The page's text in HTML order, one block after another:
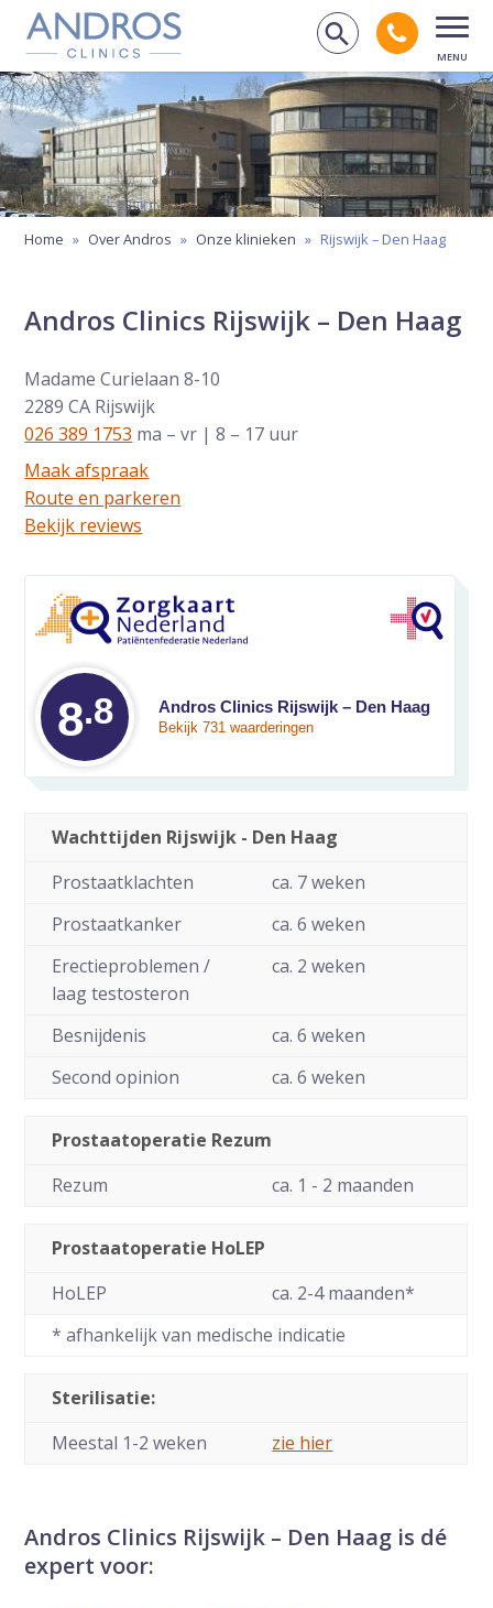
Navigatie overslaan
Zoek op
Bel
Home » Over Andros » Onze klinieken » Rijswijk – Den Haag
Andros Clinics Rijswijk – Den Haag
Madame Curielaan 8-10
2289 CA Rijswijk
026 389 1753 ma – vr | 8 – 17 uur
Maak afspraak
Route en parkeren
Bekijk reviews
Gemiddelde
8.8 Andros Clinics Rijswijk – Den Haag
Bekijk 731 waarderingen
Wachttijden Rijswijk - Den Haag
Prostaatklachten
ca. 7 weken
Prostaatkanker
ca. 6 weken
Erectieproblemen /
laag testosteron
ca. 2 weken
Besnijdenis
ca. 6 weken
Second opinion
ca. 6 weken
Prostaatoperatie Rezum
Rezum
ca. 1 - 2 maanden
Prostaatoperatie HoLEP
HoLEP
ca. 2-4 maanden*
* afhankelijk van medische indicatie
Sterilisatie:
Meestal 1-2 weken
zie hier
Andros Clinics Rijswijk – Den Haag is dé
expert voor: